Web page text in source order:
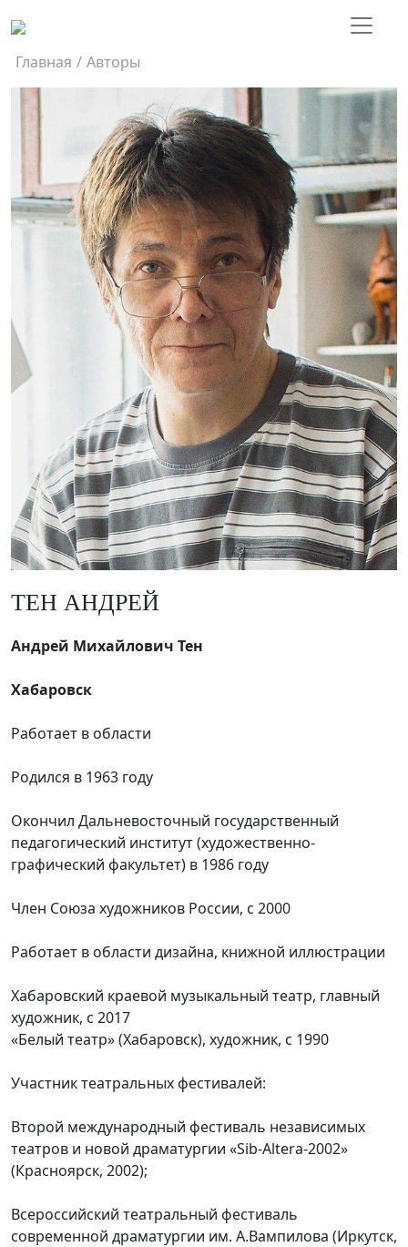
Главная / Авторы
ТЕН АНДРЕЙ
Андрей Михайлович Тен
Хабаровск
Работает в области
Родился в 1963 году
Окончил Дальневосточный государственный
педагогический институт (художественно-
графический факультет) в 1986 году
Член Союза художников России, с 2000
Работает в области дизайна, книжной иллюстрации
Хабаровский краевой музыкальный театр, главный
художник, с 2017
«Белый театр» (Хабаровск), художник, с 1990
Участник театральных фестивалей:
Второй международный фестиваль независимых
театров и новой драматургии «Sib-Altera-2002»
(Красноярск, 2002);
Всероссийский театральный фестиваль
современной драматургии им. А.Вампилова (Иркутск,